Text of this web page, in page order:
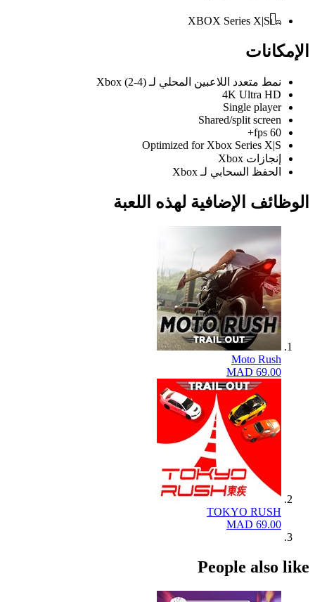
XBOX Series X|S
نمط متعدد اللاعبين المحلي لـ Xbox (2-4)
4K Ultra HD
Single player
Shared/split screen
Optimized for Xbox Series X|S
إنجازات Xbox
الحفظ السحابي لـ Xbox
الإضافية لهذه اللعبة
Moto Rush
MAD 69.00
TOKYO RUSH
MAD 69.00
People also